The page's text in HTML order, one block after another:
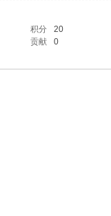
积分
20
贡献 0